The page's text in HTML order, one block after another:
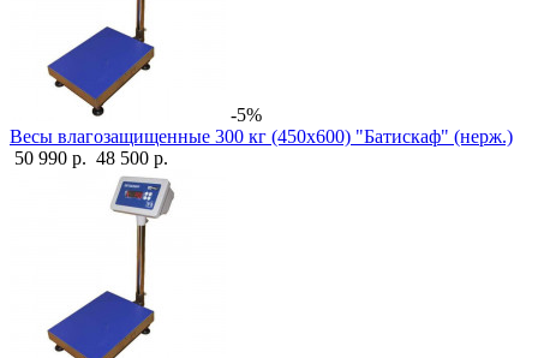
-5%
Весы влагозащищенные 300 кг (450х600) "Батискаф" (нерж.)
50 990 р. 48 500 р.